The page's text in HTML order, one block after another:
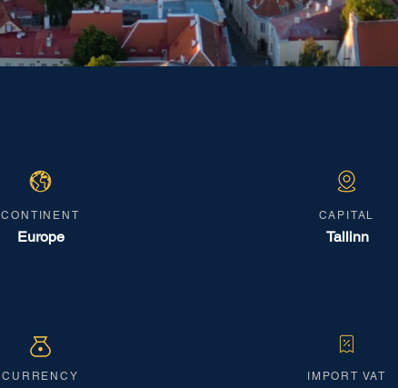
CONTINENT
Europe
CAPITAL
Tallinn
CURRENCY IMPORT VAT